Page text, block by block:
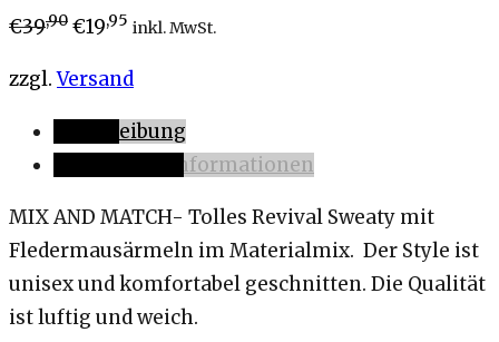
mit
hazel
Menge
€39,90 €19,95 inkl. MwSt.
zzgl.Versand
Beschreibung
Zusätzliche Informationen
MIX AND MATCH- Tolles Revival Sweaty mit
Fledermausärmeln im Materialmix. Der Style ist
unisex und komfortabel geschnitten. Die Qualität
ist luftig und weich.